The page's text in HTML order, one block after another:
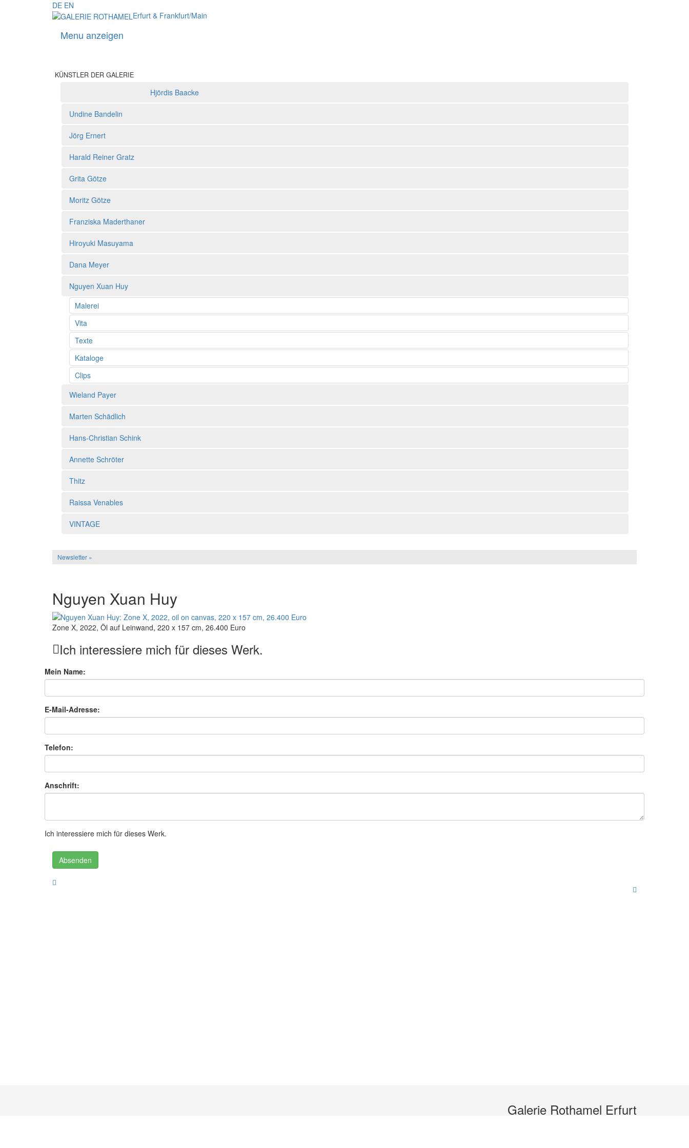
DE EN
Erfurt & Frankfurt/Main
Menu anzeigen
KÜNSTLER DER GALERIE
Hjördis Baacke
Undine Bandelin
Jörg Ernert
Harald Reiner Gratz
Grita Götze
Moritz Götze
Franziska Maderthaner
Hiroyuki Masuyama
Dana Meyer
Nguyen Xuan Huy
Malerei
Vita
Texte
Kataloge
Clips
Wieland Payer
Marten Schädlich
Hans-Christian Schink
Annette Schröter
Thitz
Raissa Venables
VINTAGE
Newsletter »
Nguyen Xuan Huy
Zone X, 2022, Öl auf Leinwand, 220 x 157 cm, 26.400 Euro
Ich interessiere mich für dieses Werk.
Mein Name:
E-Mail-Adresse:
Telefon:
Anschrift:
Ich interessiere mich für dieses Werk.
Absenden
Galerie Rothamel Erfurt